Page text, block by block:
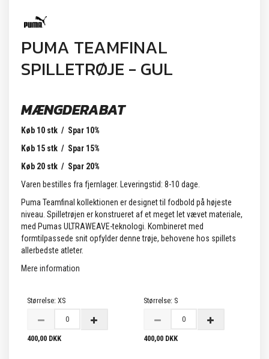
PUMA TEAMFINAL
SPILLETRØJE - GUL
MÆNGDERABAT
Køb 10 stk / Spar 10%
Køb 15 stk / Spar 15%
Køb 20 stk / Spar 20%
Varen bestilles fra fjernlager. Leveringstid: 8-10 dage.
Puma Teamfinal kollektionen er designet til fodbold på højeste
niveau. Spilletrøjen er konstrueret af et meget let vævet materiale,
med Pumas ULTRAWEAVE-teknologi. Kombineret med
formtilpassede snit opfylder denne trøje, behovene hos spillets
allerbedste atleter.
Mere information
Størrelse: XS
400,00 DKK
Størrelse: S
400,00 DKK